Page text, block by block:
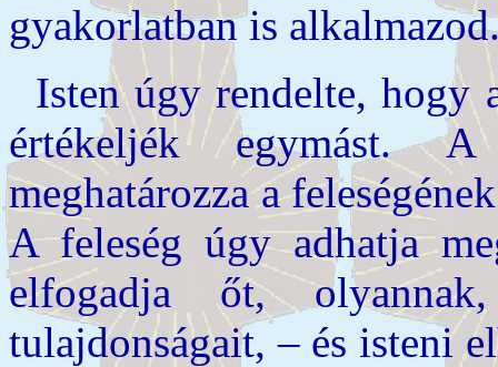
gyakorlatban is
Isten úgy rendelte, hogy
értékeljék egymást.
meghatározza a
A feleség úgy adhatja
elfogadja őt,
tulajdonságait, – és isteni